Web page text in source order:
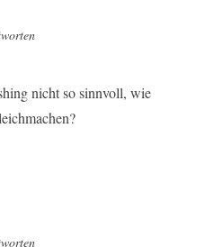
nicht so sinnvoll, wie